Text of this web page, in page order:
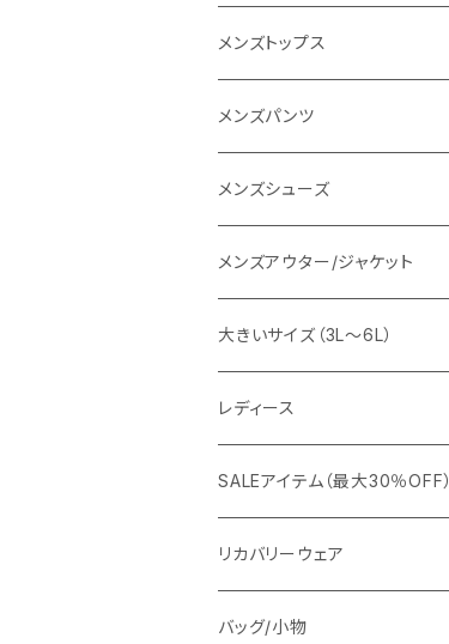
go slow caravan
SY32 by SWEET YEARS
URBAN SQUARE
EDWIN
snow peak
G-stage
TETEHOMME
TAION
レディース
スーツ
カジュアルセットアップ
スラックス
ワイシャツ
シューズ
フォーマル
Tシャツ/ポロシャツ
メンズトップス
Tシャツ/カットソー
シャツ/ポロシャツ
パーカー/スウェット
ニット
メンズパンツ
デニムパンツ
イージーパンツ
スラックス
メンズシューズ
メンズアウター/ジャケット
ジャケット
カジュアルジャケット
ビジネスジャケット
ブルゾン
コート
マウンテンパーカー/アウトドア
ダウン / 中綿アウター
大きいサイズ（3L～6L）
ビジネス
セットアップ
ワイシャツ
カジュアル
ニット/Tシャツ/カットソー
スウェット/パーカー
アウター
レディース
アウター
トップス（ブラウス/カットソー）
ジャケット
SALEアイテム（最大30％OFF）
リカバリーウェア
バッグ/小物